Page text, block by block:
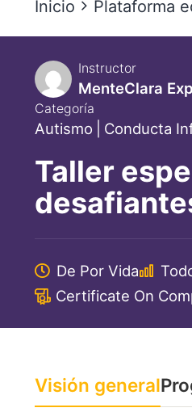
Inicio Plataforma
Instructor
MenteClara
Categoría
Autismo Conducta
Taller
De Por Vida
Certificate On
Visión general